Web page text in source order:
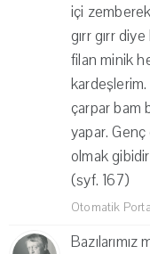
içi
gırr gırr
filan minik
çarpar bam
yapar.
olmak
(syf. 167)
Otomatik